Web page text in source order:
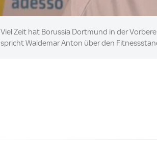
Viel Zeit hat Borussia Dortmund in der
spricht Waldemar Anton über den